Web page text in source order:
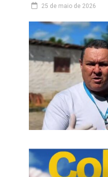
25 de maio de 2026